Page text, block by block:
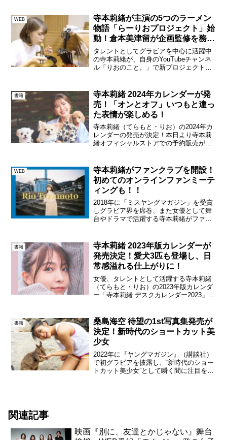
「THE SHOKUDO」と、オンライン型...
WEB
寺本莉緒が主演の5つのラーメン
物語「らーりおプロジェクト」始
動！倉本美津留が企画監修を務め
る
タレントとしてグラビアを中心に活躍中
の寺本莉緒が、自身のYouTubeチャンネ
ル「りおのこと。」で新プロジェクトを
クトは、ラーメンが大好きな寺本莉緒が
ラーメンを題材にした...
書籍
寺本莉緒 2024年カレンダーが発
売！「オンとオフ」いつもと違っ
た表情が楽しめる！
寺本莉緒（てらもと・りお）の2024年カ
レンダーの発売が決定！本日より寺本莉
緒オフィシャルストアでの予約販売が開
た、今回のカレンダー撮影でよりすぐり
のカットをアクリル...
WEB
寺本莉緒がファンクラブを開設！
初めてのオンラインファンミーテ
ィングも！！
2018年に「ミスヤングマガジン」を受賞
しグラビア界を席巻、また女優として舞
台やドラマで活躍する寺本莉緒がファン
グを開催することが発表された。寺本は
YouTubeドラマ...
書籍
寺本莉緒 2023年版カレンダーが
発売決定！愛犬3匹も登場し、日
常感溢れる仕上がりに！
女優、タレントとして活躍する寺本莉緒
（てらもと・りお）の2023年版カレンダ
ー「寺本莉緒 デスクカレンダー2023」が
カレンダー撮影で寺本は「距離感をテー
マに撮影...
書籍
桑島海空 待望の1st写真集発売が
決定！新時代のショートカット美
少女
2022年に『ヤングマガジン』（講談社）
で初グラビアを披露し、“新時代のショー
トカット美少女”として瞬く間に注目を集
関連記事
映画『別に、友達とかじゃない』舞台